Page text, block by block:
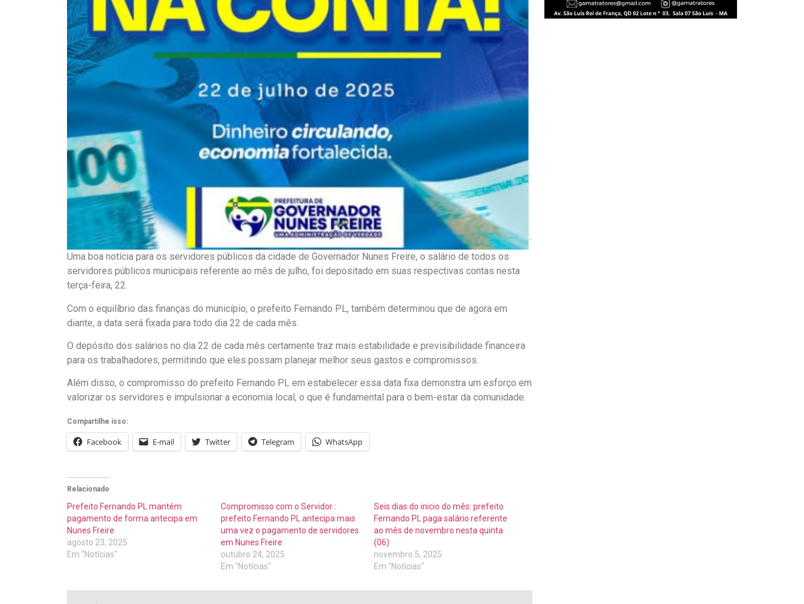
Uma boa notícia para os servidores públicos da cidade de Governador Nunes Freire, o salário de todos os
servidores públicos municipais referente ao mês de julho, foi depositado em suas respectivas contas nesta
terça-feira, 22.
Com o equilíbrio das finanças do município, o prefeito Fernando PL, também determinou que de agora em
diante, a data será fixada para todo dia 22 de cada mês.
O depósito dos salários no dia 22 de cada mês certamente traz mais estabilidade e previsibilidade financeira
para os trabalhadores, permitindo que eles possam planejar melhor seus gastos e compromissos.
Além disso, o compromisso do prefeito Fernando PL em estabelecer essa data fixa demonstra um esforço em
valorizar os servidores e impulsionar a economia local, o que é fundamental para o bem-estar da comunidade.
Compartilhe isso:
Facebook E-mail Twitter Telegram WhatsApp
Relacionado
Prefeito Fernando PL mantém
pagamento de forma antecipa em
Nunes Freire
agosto 23, 2025
Em "Notícias"
Compromisso com o Servidor :
prefeito Fernando PL antecipa mais
uma vez o pagamento de servidores
em Nunes Freire
outubro 24, 2025
Em "Notícias"
Seis dias do inicio do mês: prefeito
Fernando PL paga salário referente
ao mês de novembro nesta quinta
(06)
novembro 5, 2025
Em "Notícias"